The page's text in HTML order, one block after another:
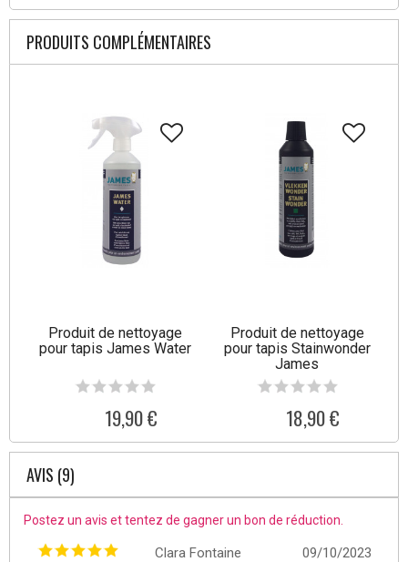
PRODUITS COMPLÉMENTAIRES
Produit de nettoyage
pour tapis James Water
19,90 €
Produit de nettoyage
pour tapis Stainwonder
James
18,90 €
AVIS (9)
Postez un avis et tentez de gagner un bon de réduction.
09/10/2023
Clara Fontaine